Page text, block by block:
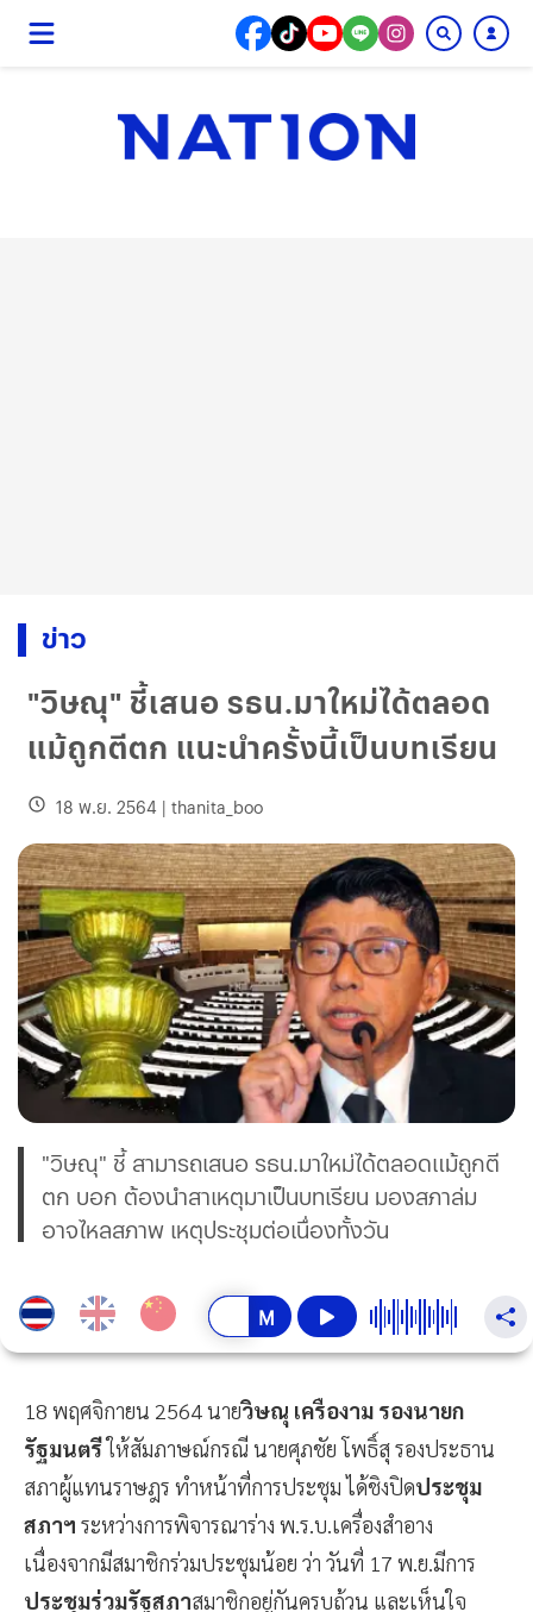
ข่าว
"วิษณุ" ชี้เสนอ รธน.มาใหม่ได้ตลอด
แม้ถูกตีตก แนะนำครั้งนี้เป็นบทเรียน
18 พ.ย. 2564 | thanita_boo
"วิษณุ" ชี้ สามารถเสนอ รธน.มาใหม่ได้ตลอดแม้ถูกตี
ตก บอก ต้องนำสาเหตุมาเป็นบทเรียน มองสภาล่ม
อาจไหลสภาพ เหตุประชุมต่อเนื่องทั้งวัน
18 พฤศจิกายน 2564 นายวิษณุ เครืองาม รองนายก
รัฐมนตรีให้สัมภาษณ์กรณี นายศุภชัย โพธิ์สุ รองประธาน
สภาผู้แทนราษฎร ทำหน้าที่การประชุม ได้ชิงปิดประชุม
สภาฯ ระหว่างการพิจารณาร่าง พ.ร.บ.เครื่องสำอาง
เนื่องจากมีสมาชิกร่วมประชุมน้อย ว่า วันที่ 17 พ.ย.มีการ
ประชุมร่วมรัฐสภาสมาชิกอยู่กันครบถ้วน และเห็นใจ